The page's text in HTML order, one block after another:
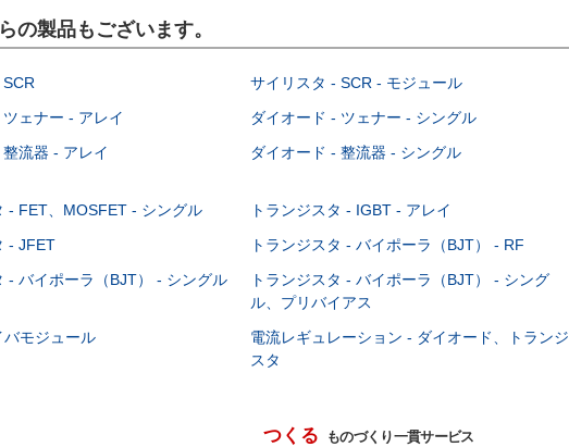
の製品もございます。
サイリスタ - SCR - モジュール
ェナー - アレイ ダイオード - ツェナー - シングル
流器 - アレイ ダイオード - 整流器 - シングル
- FET、MOSFET - シングル トランジスタ - IGBT - アレイ
- JFET トランジスタ - バイポーラ（BJT） - RF
- バイポーラ（BJT） - シングル
トランジスタ - バイポーラ（BJT） - シング
ル、プリバイアス
モジュール
電流レギュレーション - ダイオード、トランジ
スタ
つくる ものづくり一貫サービス